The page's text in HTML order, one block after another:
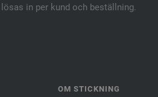
in per kund och beställning.
OM STICKNING